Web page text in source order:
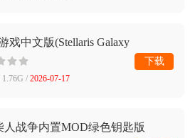
戏中文版(Stellaris Galaxy
/ 2026-07-17
下载
人战争内置MOD绿色钥匙版